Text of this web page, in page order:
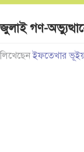
জুলাই গণ-
লিখেছেনইফতেখার